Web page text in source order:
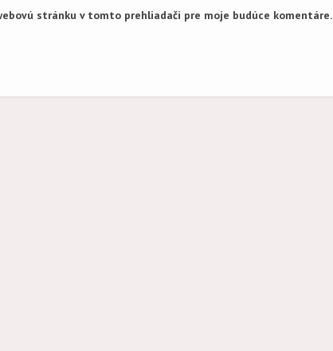
stránku v tomto prehliadači pre moje budúce komentáre.